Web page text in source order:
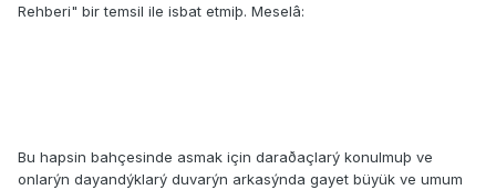
Rehberi" bir temsil ile isbat etmiþ. Meselâ:
Bu hapsin bahçesinde asmak için daraðaçlarý konulmuþ ve
onlarýn dayandýklarý duvarýn arkasýnda gayet büyük ve umum